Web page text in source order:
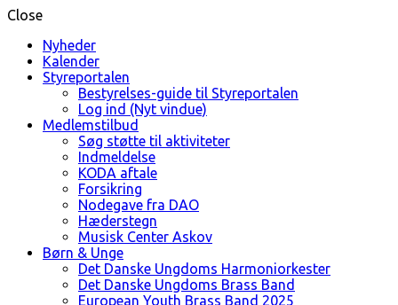
Close
Nyheder
Kalender
Styreportalen
Bestyrelses-guide til Styreportalen
Log ind (Nyt vindue)
Medlemstilbud
Søg støtte til aktiviteter
Indmeldelse
KODA aftale
Forsikring
Nodegave fra DAO
Hæderstegn
Musisk Center Askov
Børn & Unge
Det Danske Ungdoms Harmoniorkester
Det Danske Ungdoms Brass Band
European Youth Brass Band 2025